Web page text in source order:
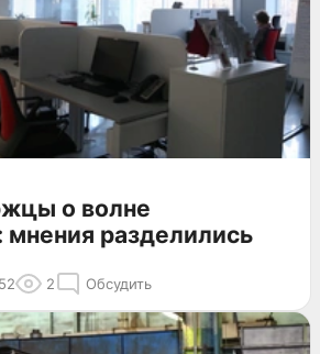
о волне
разделились
2 Обсудить